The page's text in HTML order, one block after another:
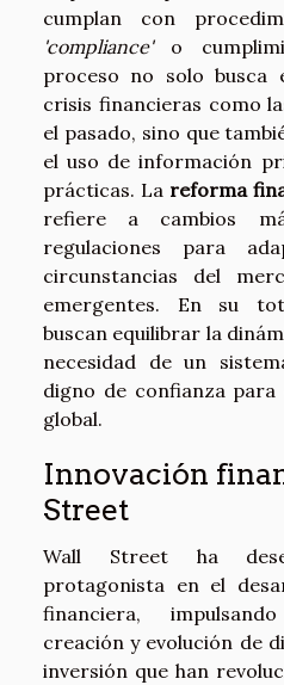
cumplan con
'compliance'o
proceso no solo busca
crisis financieras como
el pasado, sino que
el uso de información
prácticas. La reforma
refiere a cambios
regulaciones para
circunstancias del
emergentes. En su
buscan equilibrar la
necesidad de un
digno de confianza
global.
Innovación
Street
Wall Street ha
protagonista en el
financiera,
creación y evolución de
inversión que han